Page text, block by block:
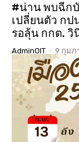
#น่าน พบฉีกบั
เปลี่ยนตัว กป
รอลุ้น กกต. วิ
AdminOIT - 9 กุมภ